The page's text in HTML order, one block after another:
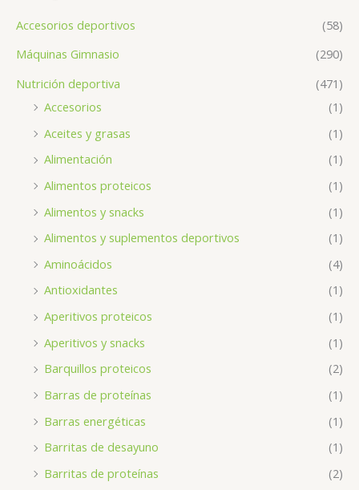
Accesorios deportivos
(58)
Máquinas Gimnasio
(290)
Nutrición deportiva
(471)
Accesorios
(1)
Aceites y grasas
(1)
Alimentación
(1)
Alimentos proteicos
(1)
Alimentos y snacks
(1)
Alimentos y suplementos deportivos
(1)
Aminoácidos
(4)
Antioxidantes
(1)
Aperitivos proteicos
(1)
Aperitivos y snacks
(1)
Barquillos proteicos
(2)
Barras de proteínas
(1)
Barras energéticas
(1)
Barritas de desayuno
(1)
Barritas de proteínas
(2)